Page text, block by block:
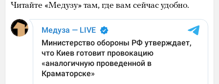
Читайте «Медузу» там, где вам сейчас удобно.